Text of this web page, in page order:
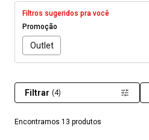
Filtros sugeridos pra você
Promoção
Outlet
Encontramos 13 produtos
Filtrar (4)